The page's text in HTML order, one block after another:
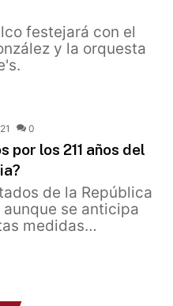
festejará con el
y la orquesta
0
por los 211 años del
de la República
se anticipa
medidas…